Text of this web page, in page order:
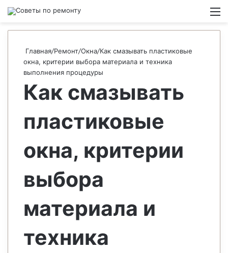
Главная/Ремонт/Окна/Как смазывать пластиковые
окна, критерии выбора материала и техника
выполнения процедуры
Как смазывать
пластиковые
окна, критерии
выбора
материала и
техника